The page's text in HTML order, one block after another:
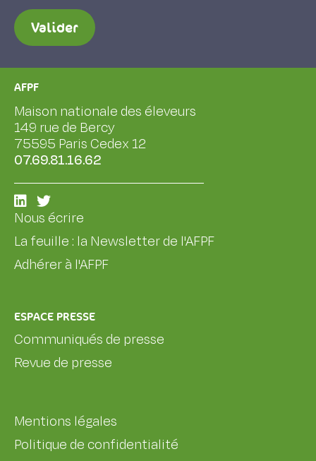
Valider
AFPF
Maison nationale des éleveurs
149 rue de Bercy
75595 Paris Cedex 12
07.69.81.16.62
Nous écrire
La feuille : la Newsletter de l'AFPF
Adhérer à l'AFPF
ESPACE PRESSE
Communiqués de presse
Revue de presse
Mentions légales
Politique de confidentialité